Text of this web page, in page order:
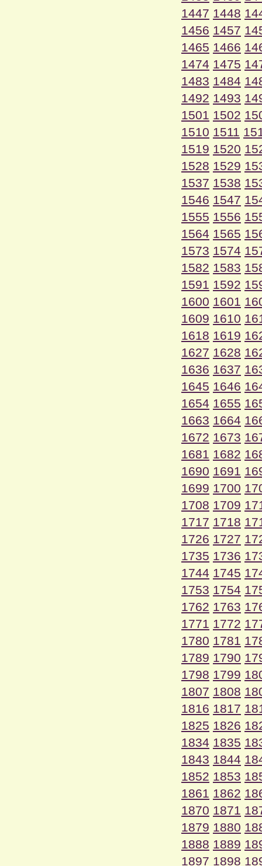
1447 1448
1456 1457
1465 1466
1474 1475
1483 1484
1492 1493
1501 1502
1510 1511
1519 1520
1528 1529
1537 1538
1546 1547
1555 1556
1564 1565
1573 1574
1582 1583
1591 1592
1600 1601
1609 1610
1618 1619
1627 1628
1636 1637
1645 1646
1654 1655
1663 1664
1672 1673
1681 1682
1690 1691
1699 1700
1708 1709
1717 1718
1726 1727
1735 1736
1744 1745
1753 1754
1762 1763
1771 1772
1780 1781
1789 1790
1798 1799
1807 1808
1816 1817
1825 1826
1834 1835
1843 1844
1852 1853
1861 1862
1870 1871
1879 1880
1888 1889
1897 1898